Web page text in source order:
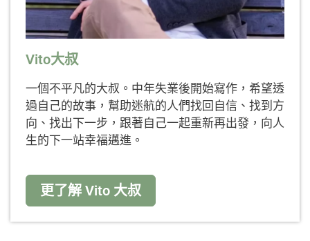
Vito大叔
一個不平凡的大叔。中年失業後開始寫作，希望透
過自己的故事，幫助迷航的人們找回自信、找到方
向、找出下一步，跟著自己一起重新再出發，向人
生的下一站幸福邁進。
更了解 Vito 大叔